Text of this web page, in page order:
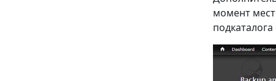
момент